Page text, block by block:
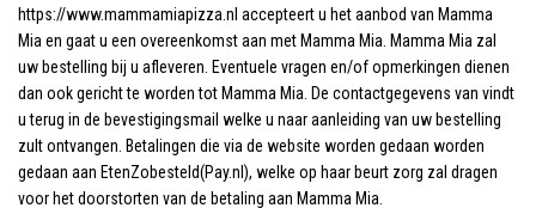
https://www.mammamiapizza.nl accepteert u het aanbod van Mamma
Mia en gaat u een overeenkomst aan met Mamma Mia. Mamma Mia zal
uw bestelling bij u afleveren. Eventuele vragen en/of opmerkingen dienen
dan ook gericht te worden tot Mamma Mia. De contactgegevens van vindt
u terug in de bevestigingsmail welke u naar aanleiding van uw bestelling
zult ontvangen. Betalingen die via de website worden gedaan worden
gedaan aan EtenZobesteld(Pay.nl), welke op haar beurt zorg zal dragen
voor het doorstorten van de betaling aan Mamma Mia.